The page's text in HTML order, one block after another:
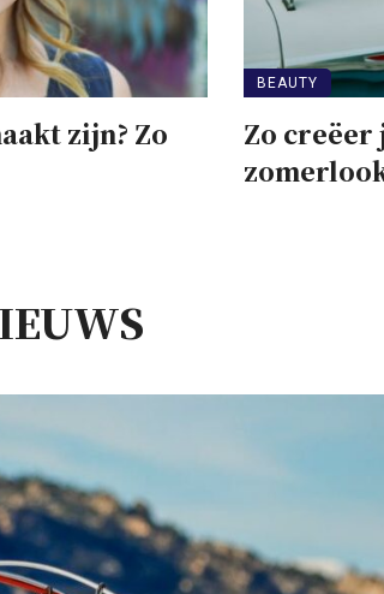
zijn? Zo
BEAUTY
Zo creëer